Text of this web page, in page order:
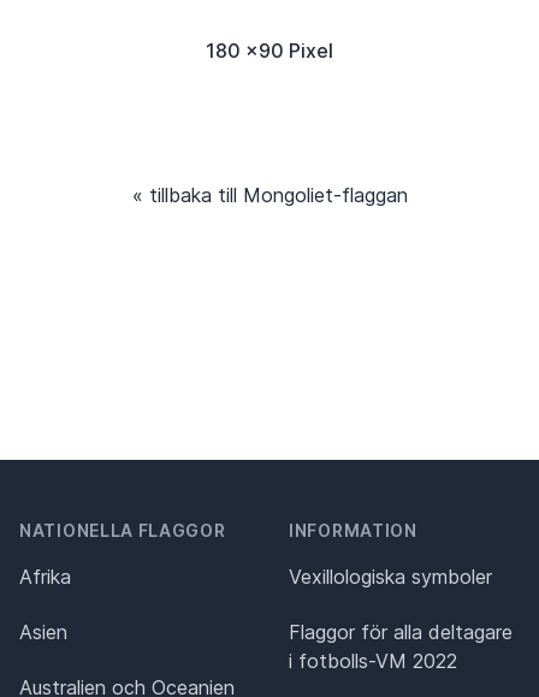
180 x90 Pixel
« tillbaka till Mongoliet-flaggan
NATIONELLA FLAGGOR
Afrika
Asien
Australien och Oceanien
INFORMATION
Vexillologiska symboler
Flaggor för alla deltagare
i fotbolls-VM 2022